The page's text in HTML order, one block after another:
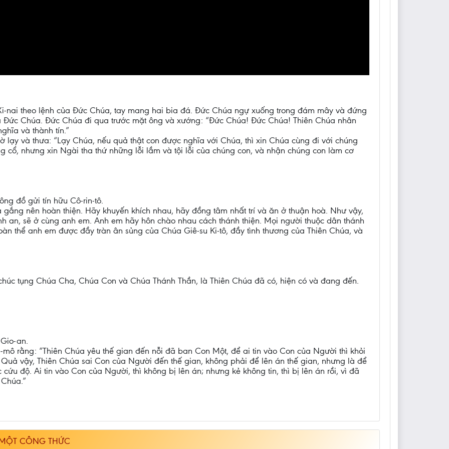
nai theo lệnh của Đức Chúa, tay mang hai bia đá. Đức Chúa ngự xuống trong đám mây và đứng
Chúa. Đức Chúa đi qua trước mặt ông và xướng: “Đức Chúa! Đức Chúa! Thiên Chúa nhân
và thành tín.”
lạy và thưa: “Lạy Chúa, nếu quả thật con được nghĩa với Chúa, thì xin Chúa cùng đi với chúng
cổ, nhưng xin Ngài tha thứ những lỗi lầm và tội lỗi của chúng con, và nhận chúng con làm cơ
đồ gửi tín hữu Cô-rin-tô.
nên hoàn thiện. Hãy khuyến khích nhau, hãy đồng tâm nhất trí và ăn ở thuận hoà. Như vậy,
an, sẽ ở cùng anh em. Anh em hãy hôn chào nhau cách thánh thiện. Mọi người thuộc dân thánh
thể anh em được đầy tràn ân sủng của Chúa Giê-su Ki-tô, đầy tình thương của Thiên Chúa, và
tụng Chúa Cha, Chúa Con và Chúa Thánh Thần, là Thiên Chúa đã có, hiện có và đang đến.
an.
rằng: “Thiên Chúa yêu thế gian đến nỗi đã ban Con Một, để ai tin vào Con của Người thì khỏi
vậy, Thiên Chúa sai Con của Người đến thế gian, không phải để lên án thế gian, nhưng là để
độ. Ai tin vào Con của Người, thì không bị lên án; nhưng kẻ không tin, thì bị lên án rồi, vì đã
CÔNG THỨC